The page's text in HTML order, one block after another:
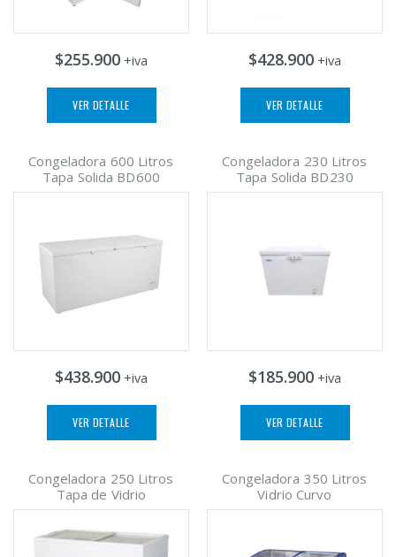
$255.900 +iva
VER DETALLE
$428.900 +iva
VER DETALLE
Congeladora 600 Litros
Tapa Solida BD600
$438.900 +iva
VER DETALLE
Congeladora 230 Litros
Tapa Solida BD230
$185.900 +iva
VER DETALLE
Congeladora 250 Litros
Tapa de Vidrio
Congeladora 350 Litros
Vidrio Curvo